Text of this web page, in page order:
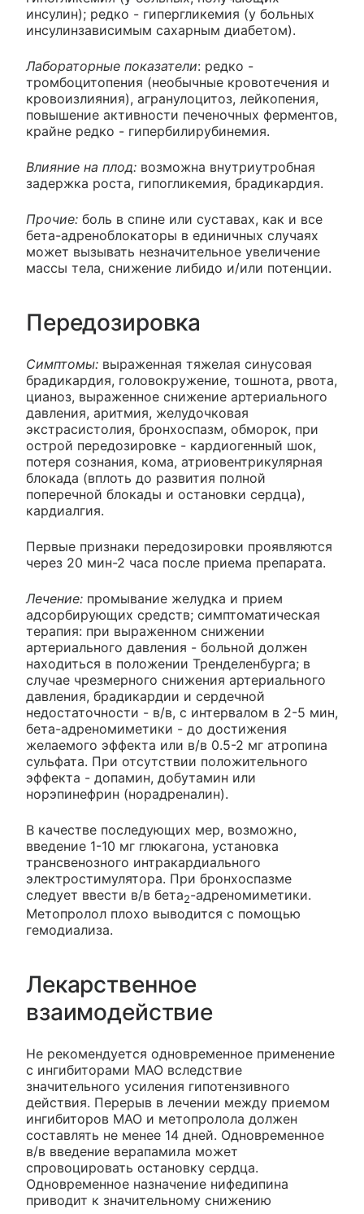
инсулин); редко - гипергликемия (у больных
инсулинзависимым сахарным диабетом).
Лабораторные показатели: редко -
тромбоцитопения (необычные кровотечения и
кровоизлияния), агранулоцитоз, лейкопения,
повышение активности печеночных ферментов,
крайне редко - гипербилирубинемия.
Влияние на плод: возможна внутриутробная
задержка роста, гипогликемия, брадикардия.
Прочие: боль в спине или суставах, как и все
бета-адреноблокаторы в единичных случаях
может вызывать незначительное увеличение
массы тела, снижение либидо и/или потенции.
Передозировка
Симптомы: выраженная тяжелая синусовая
брадикардия, головокружение, тошнота, рвота,
цианоз, выраженное снижение артериального
давления, аритмия, желудочковая
экстрасистолия, бронхоспазм, обморок, при
острой передозировке - кардиогенный шок,
потеря сознания, кома, атриовентрикулярная
блокада (вплоть до развития полной
поперечной блокады и остановки сердца),
кардиалгия.
Первые признаки передозировки проявляются
через 20 мин-2 часа после приема препарата.
Лечение: промывание желудка и прием
адсорбирующих средств; симптоматическая
терапия: при выраженном снижении
артериального давления - больной должен
находиться в положении Тренделенбурга; в
случае чрезмерного снижения артериального
давления, брадикардии и сердечной
недостаточности - в/в, с интервалом в 2-5 мин,
бета-адреномиметики - до достижения
желаемого эффекта или в/в 0.5-2 мг атропина
сульфата. При отсутствии положительного
эффекта - допамин, добутамин или
норэпинефрин (норадреналин).
В качестве последующих мер, возможно,
введение 1-10 мг глюкагона, установка
трансвенозного интракардиального
электростимулятора. При бронхоспазме
следует ввести в/в бета2-адреномиметики.
Метопролол плохо выводится с помощью
гемодиализа.
Лекарственное
взаимодействие
Не рекомендуется одновременное применение
с ингибиторами МАО вследствие
значительного усиления гипотензивного
действия. Перерыв в лечении между приемом
ингибиторов МАО и метопролола должен
составлять не менее 14 дней. Одновременное
в/в введение верапамила может
спровоцировать остановку сердца.
Одновременное назначение нифедипина
приводит к значительному снижению